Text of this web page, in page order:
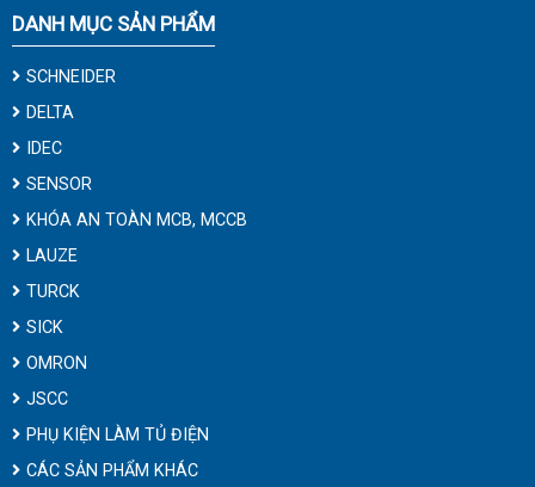
DANH MỤC SẢN PHẨM
SCHNEIDER
DELTA
IDEC
SENSOR
KHÓA AN TOÀN MCB, MCCB
LAUZE
TURCK
SICK
OMRON
JSCC
PHỤ KIỆN LÀM TỦ ĐIỆN
CÁC SẢN PHẨM KHÁC